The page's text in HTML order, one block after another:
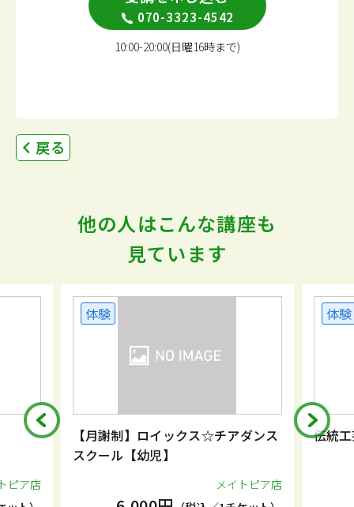
070-3323-4542
10:00-20:00(日曜16時まで)
戻る
他の人はこんな講座も
見ています
ピア店
体験
【月謝制】ロイックス☆チアダンス
スクール【幼児】
メイトピア店
体験
伝統